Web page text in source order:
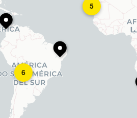
6
5